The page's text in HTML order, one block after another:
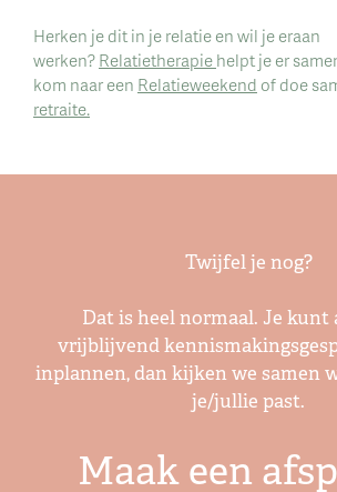
Herken je dit in je relatie en wil je eraan
werken?Relatietherapiehelpt je er
kom naar een Relatieweekend of doe
retraite.
Twijfel je nog?
Dat is heel normaal. Je kunt
vrijblijvend
inplannen, dan kijken we samen
je/jullie past.
Maak een